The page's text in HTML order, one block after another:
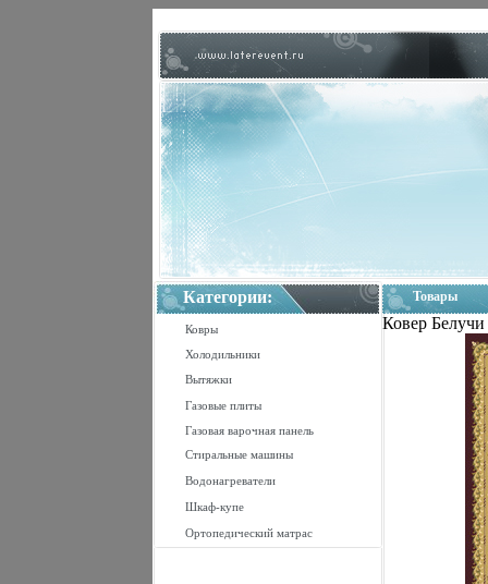
Категории:
Ковры
Холодильники
Вытяжки
Газовые плиты
Газовая варочная панель
Стиральные машины
Водонагреватели
Шкаф-купе
Ортопедический матрас
Товары
Ковер